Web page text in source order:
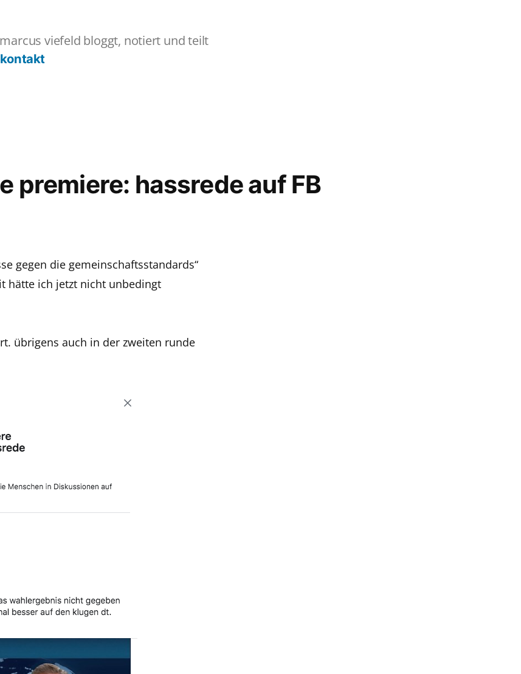
marcus viefeld bloggt, notiert und teilt
kontakt
premiere: hassrede auf FB
gegen die gemeinschaftsstandards“
hätte ich jetzt nicht unbedingt
übrigens auch in der zweiten runde